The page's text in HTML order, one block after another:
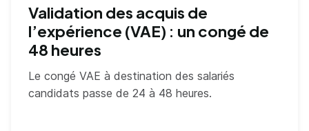
Validation des acquis de
l’expérience (VAE) : un congé de
48 heures
Le congé VAE à destination des salariés
candidats passe de 24 à 48 heures.